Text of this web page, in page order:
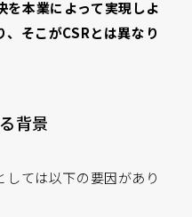
を本業によって実現しよ
そこがCSRとは異なり
背景
しては以下の要因があり